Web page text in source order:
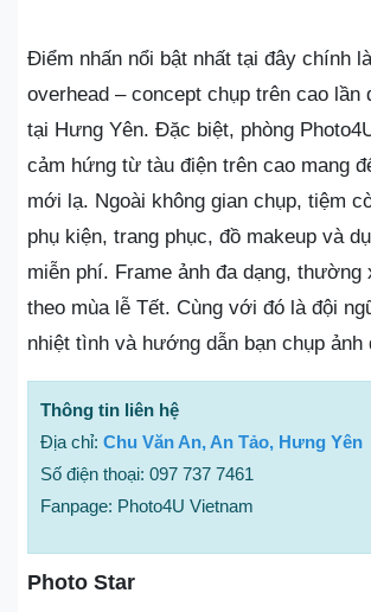
Điểm nhấn nổi bật nhất tại đây chính
overhead – concept chụp trên cao lần
tại Hưng Yên. Đặc biệt, phòng
cảm hứng từ tàu điện trên cao mang
mới lạ. Ngoài không gian chụp, tiệm
phụ kiện, trang phục, đồ makeup và
miễn phí. Frame ảnh đa dạng, thường
theo mùa lễ Tết. Cùng với đó là đội
nhiệt tình và hướng dẫn bạn chụp ảnh
Thông tin liên hệ
Địa chỉ: Chu Văn An, An Tảo, Hưng Yên
Số điện thoại: 097 737 7461
Fanpage: Photo4U Vietnam
Photo Star